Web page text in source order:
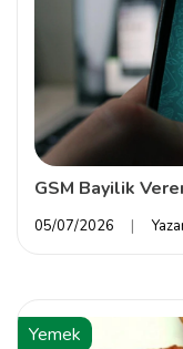
GSM Bayilik
05/07/2026
Yemek